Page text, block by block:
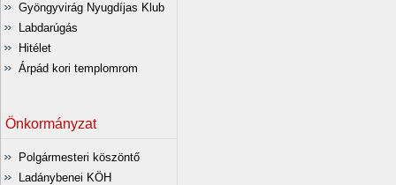
Gyöngyvirág Nyugdíjas Klub
Labdarúgás
Hitélet
Árpád kori templomrom
Önkormányzat
Polgármesteri köszöntő
Ladánybenei KÖH